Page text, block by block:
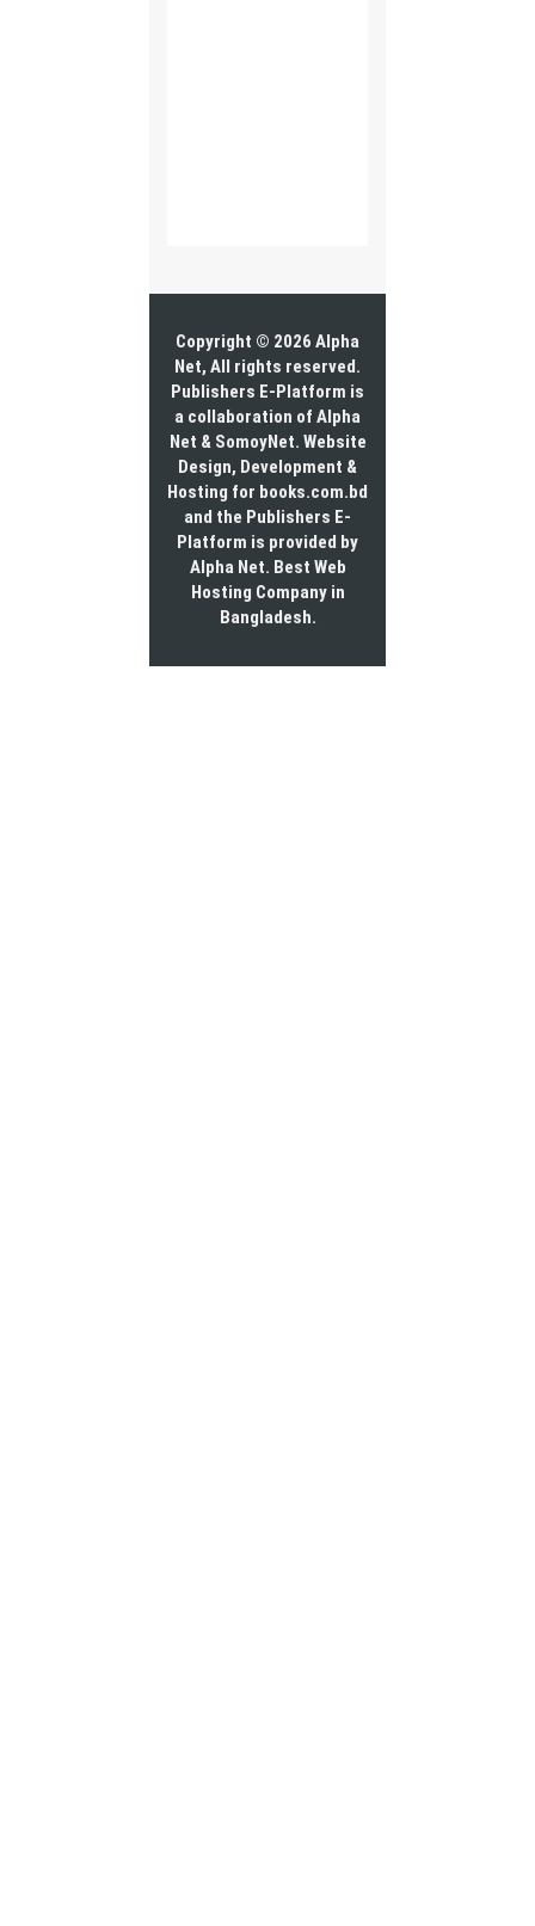
Copyright © 2026 Alpha
Net, All rights reserved.
Publishers E-Platform is
a collaboration of Alpha
Net & SomoyNet. Website
Design, Development &
Hosting for books.com.bd
and the Publishers E-
Platform is provided by
Alpha Net. Best Web
Hosting Company in
Bangladesh.